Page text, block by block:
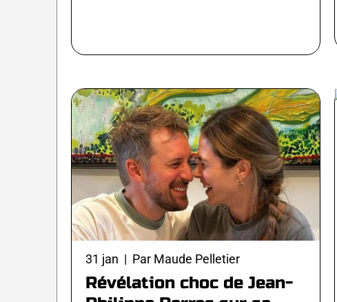
31 jan | Par Maude Pelletier
Révélation choc de Jean-